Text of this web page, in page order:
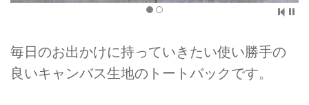
毎日のお出かけに持っていきたい使い勝手の
良いキャンバス生地のトートバックです。